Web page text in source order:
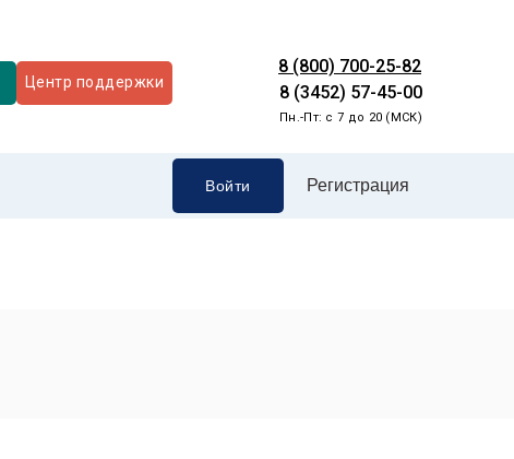
8 (3452) 57-45-00
8 (800) 700-25-82
Пн.-Пт: с 7 до 20 (МСК)
Центр поддержки
Регистрация
Войти